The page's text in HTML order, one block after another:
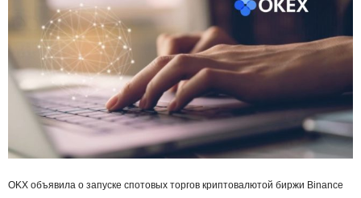
OKX объявила о запуске спотовых торгов криптовалютой биржи Binance